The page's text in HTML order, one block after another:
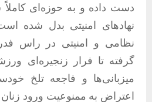
دست داده و به حوزه‌ای
نهادهای امنیتی بدل شده
نظامی و امنیتی در راس
گرفته تا فرار زنجیره‌ای
میزبانی‌ها و فاجعه تلخ
اعتراض به ممنوعیت ورود